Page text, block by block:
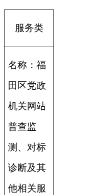
服务类
名称：福
田区党政
机关网站
普查监
测、对标
诊断及其
他相关服